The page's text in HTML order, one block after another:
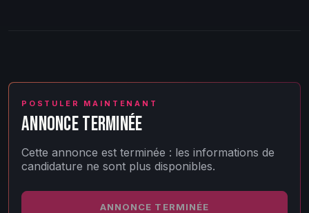
POSTULER MAINTENANT
ANNONCE TERMINÉE
Cette annonce est terminée : les informations de
candidature ne sont plus disponibles.
ANNONCE TERMINÉE